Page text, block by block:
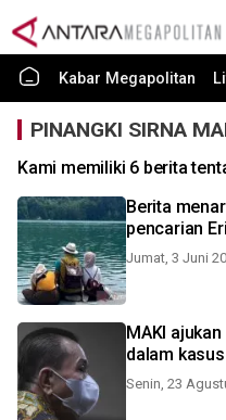
Kabar Megapolitan
PINANGKI SIRNA
Kami memiliki 6 berita
Berita
pencarian
Jumat, 3 Juni
MAKI
dalam
Senin, 23